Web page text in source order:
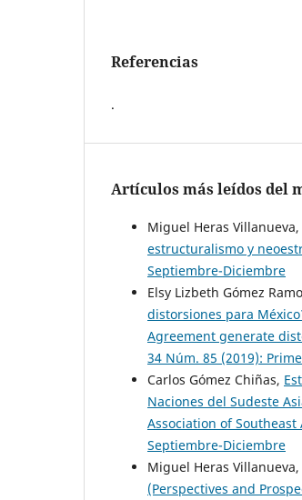
Referencias
.
Artículos más leídos del
Miguel Heras
estructuralismo y
Septiembre-Diciembre
Elsy Lizbeth Gómez
distorsiones para
Agreement generate
34 Núm. 85 (2019):
Carlos Gómez Chiñas,
Naciones del Sudeste
Association of Southeast
Septiembre-Diciembre
Miguel Heras
(Perspectives and